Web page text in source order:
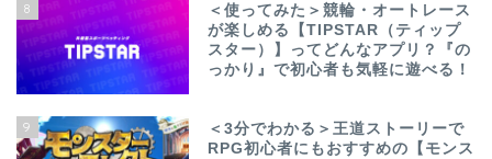
8
＜使ってみた＞競輪・オートレース
が楽しめる【TIPSTAR（ティップ
スター）】ってどんなアプリ？『の
っかり』で初心者も気軽に遊べる！
9
＜3分でわかる＞王道ストーリーで
RPG初心者にもおすすめの【モンス